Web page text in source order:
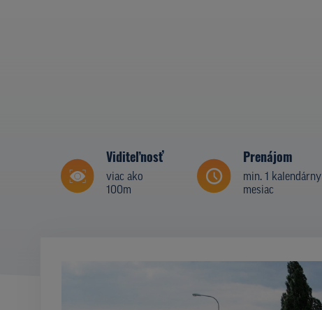
Viditeľnosť
viac ako
100m
Prenájom
min. 1 kalendárny
mesiac